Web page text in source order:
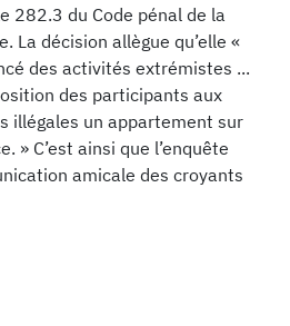
282.3 du Code pénal de la
La décision allègue qu’elle «
des activités extrémistes ...
des participants aux
illégales un appartement sur
» C’est ainsi que l’enquête
amicale des croyants